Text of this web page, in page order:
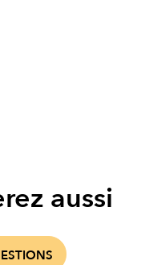
aussi